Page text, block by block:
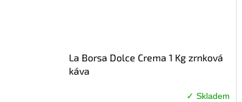
La Borsa Dolce Crema 1 Kg zrnková
káva
✓ Skladem